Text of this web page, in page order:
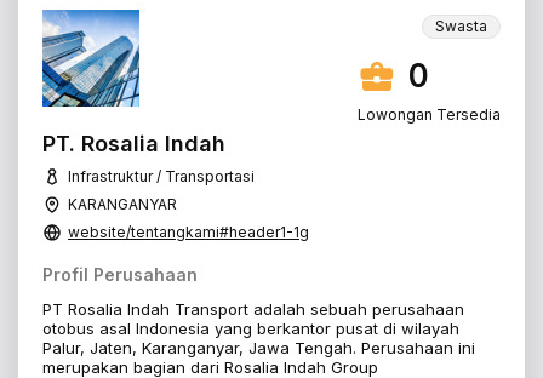
Swasta
0
Lowongan Tersedia
PT. Rosalia Indah
Infrastruktur / Transportasi
KARANGANYAR
website/tentangkami#header1-1g
Profil Perusahaan
PT Rosalia Indah Transport adalah sebuah perusahaan
otobus asal Indonesia yang berkantor pusat di wilayah
Palur, Jaten, Karanganyar, Jawa Tengah. Perusahaan ini
merupakan bagian dari Rosalia Indah Group